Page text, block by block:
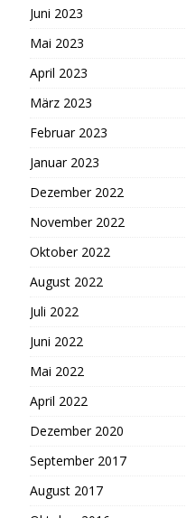
Juni 2023
Mai 2023
April 2023
März 2023
Februar 2023
Januar 2023
Dezember 2022
November 2022
Oktober 2022
August 2022
Juli 2022
Juni 2022
Mai 2022
April 2022
Dezember 2020
September 2017
August 2017